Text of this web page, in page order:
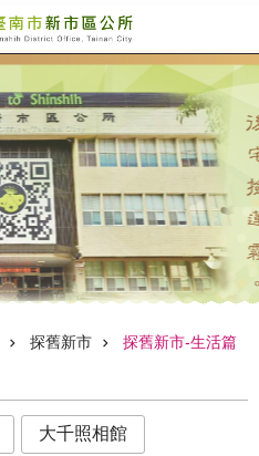
探舊新市 探舊新市-生活篇
大千照相館